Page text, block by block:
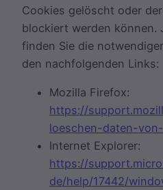
Cookies gelöscht oder
blockiert werden können.
finden Sie die
den nachfolgenden Links:
Mozilla Firefox:
https://
loeschen-daten-
Internet Explorer:
https://
de/help/17442/